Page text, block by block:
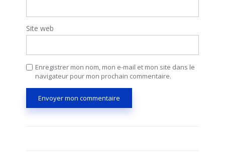
Site web
Enregistrer mon nom, mon e-mail et mon site dans le
navigateur pour mon prochain commentaire.